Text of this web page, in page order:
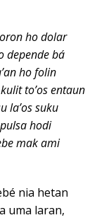
ho dolar
depende bá
ho folin
to’os entaun
la’os suku
hodi
mak ami
nia hetan
uma laran,